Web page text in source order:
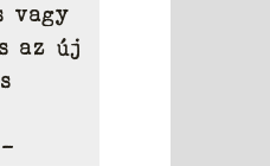
vagy
az új